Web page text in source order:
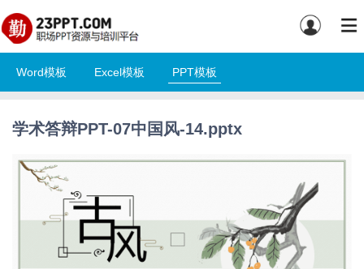
Word模板 Excel模板 PPT模板
学术答辩PPT-07中国风-14.pptx